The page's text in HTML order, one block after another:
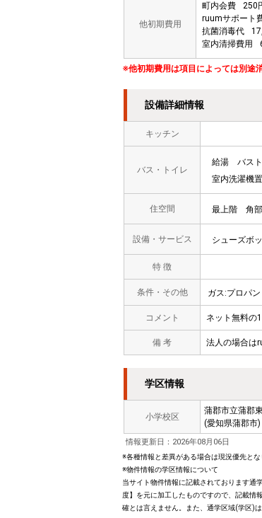
他初期費用
町内会費
250
ruumサポート
抗菌消毒代
室内清掃費用
※他初期費用は項目によっては別途
設備詳細情報
キッチン
バス・トイレ
給湯 バス
室内洗濯機
住空間 最上階 角
設備・サービス シューズボ
特 徴
条件・その他 ガス:プロパ
コメント ネット無料の
備 考 法人の場合は
学区情報
小学校区
蒲郡市立蒲郡
(愛知県蒲郡市)
情報更新日：2026年08月06日
※各種情報と差異がある場合は現況優先とな
※物件情報の学区情報について
当サイト物件情報に記載されております通
度】を元に加工したものですので、記載情
確とは言えません。また、通学区域(学区)